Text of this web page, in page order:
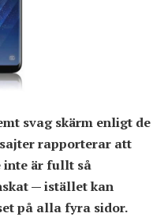
svag skärm enligt de
rapporterar att
inte är fullt så
— istället kan
på alla fyra sidor.